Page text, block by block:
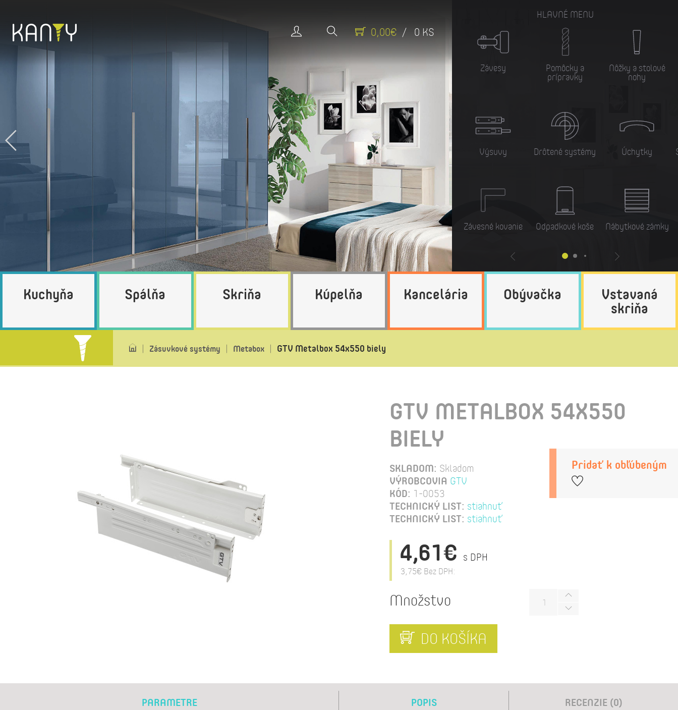
0,00€ / 0 KS
HLAVNÉ MENU
Závesy
Výsuvy
Závesné kovanie
Pomôcky a
prípravky
Drôtené systémy
Odpadkové koše
Nôžky a stolové
nohy
Úchytky
Nábytkové zámky
Kuchyňa Spálňa Skriňa Kúpelňa Kancelária Obývačka Vstavaná
skriňa
Zásuvkové systémy Metabox GTV Metalbox 54x550 biely
GTV METALBOX 54X550
BIELY
SKLADOM: Skladom
VÝROBCOVIA GTV
KÓD: 1-0053
TECHNICKÝ LIST: stiahnuť
TECHNICKÝ LIST: stiahnuť
Pridať k obľúbeným
4,61€ s DPH
3,75€ Bez DPH:
Množstvo
DO KOŠÍKA
PARAMETRE POPIS RECENZIE (0)